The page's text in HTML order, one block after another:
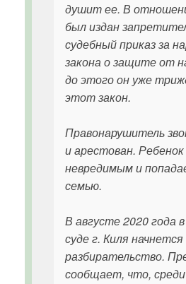
душит ее. В
был издан
судебный приказ за
закона о защите от
до этого он уже
этот закон.
Правонарушитель
и арестован.
невредимым и
семью.
В августе 2020 года
суде г. Киля
разбирательство.
сообщает, что, среди